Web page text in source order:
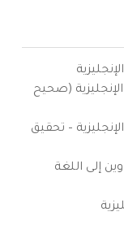
(صحيح
– تحقيق
إلى اللغة